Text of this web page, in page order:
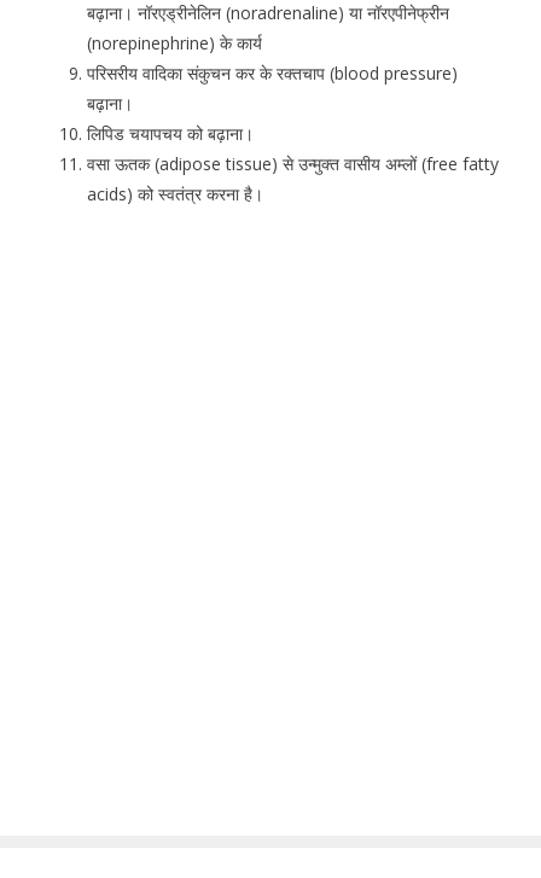
बढ़ाना। नॉरएड्रीनेलिन (noradrenaline) या नॉरएपीनेफ्रीन
(norepinephrine) के कार्य
परिसरीय वादिका संकुचन कर के रक्तचाप (blood pressure)
बढ़ाना।
लिपिड चयापचय को बढ़ाना।
वसा ऊतक (adipose tissue) से उन्मुक्त वासीय अम्लों (free fatty
acids) को स्वतंत्र करना है।